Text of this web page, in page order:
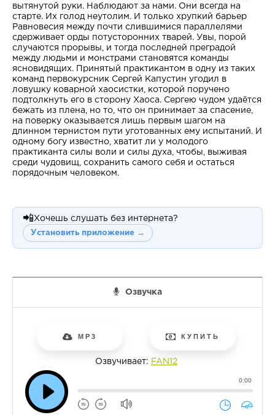
вытянутой руки. Наблюдают за нами. Они всегда на
старте. Их голод неутолим. И только хрупкий барьер
Равновесия между почти слившимися параллелями
сдерживает орды потусторонних тварей. Увы, порой
случаются прорывы, и тогда последней преградой
между людьми и монстрами становятся команды
ясновидящих. Принятый практикантом в одну из таких
команд первокурсник Сергей Капустин угодил в
ловушку коварной хаосистки, которой поручено
подтолкнуть его в сторону Хаоса. Сергею чудом удаётся
бежать из плена, но то, что он принимает за спасение,
на поверку оказывается лишь первым шагом на
длинном тернистом пути уготованных ему испытаний. И
одному богу известно, хватит ли у молодого
практиканта силы воли и силы духа, чтобы, выживая
среди чудовищ, сохранить самого себя и остаться
порядочным человеком.
📲 Хочешь слушать без интернета?
Установить приложение →
Озвучка
MP3 КУПИТЬ
Озвучивает: FAN12
0:00